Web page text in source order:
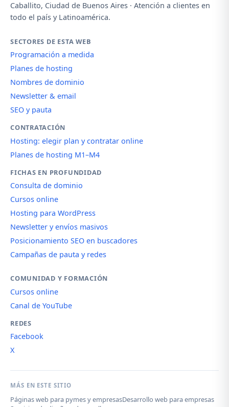
Caballito, Ciudad de Buenos Aires · Atención a clientes en
todo el país y Latinoamérica.
SECTORES DE ESTA WEB
Programación a medida
Planes de hosting
Nombres de dominio
Newsletter & email
SEO y pauta
CONTRATACIÓN
Hosting: elegir plan y contratar online
Planes de hosting M1–M4
FICHAS EN PROFUNDIDAD
Consulta de dominio
Cursos online
Hosting para WordPress
Newsletter y envíos masivos
Posicionamiento SEO en buscadores
Campañas de pauta y redes
COMUNIDAD Y FORMACIÓN
Cursos online
Canal de YouTube
REDES
Facebook
X
MÁS EN ESTE SITIO
Páginas web para pymes y empresasDesarrollo web para empresas